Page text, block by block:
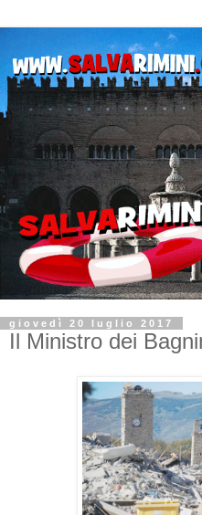
giovedì 20 luglio 2017
Il Ministro dei